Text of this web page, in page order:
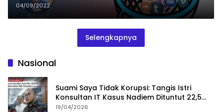
04/09/2022
Selengkapnya
Nasional
Suami Saya Tidak Korupsi: Tangis Istri
Konsultan IT Kasus Nadiem Dituntut 22,5
Tahun
19/04/2026